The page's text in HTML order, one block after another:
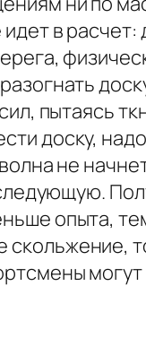
в
пытаясь
доску,
не
опыта,